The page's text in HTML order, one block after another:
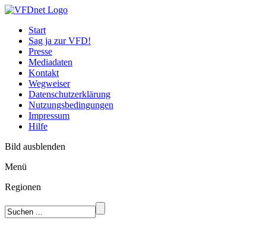
Start
Sag ja zur VFD!
Presse
Mediadaten
Kontakt
Wegweiser
Datenschutzerklärung
Nutzungsbedingungen
Impressum
Hilfe
Bild ausblenden
Menü
Regionen